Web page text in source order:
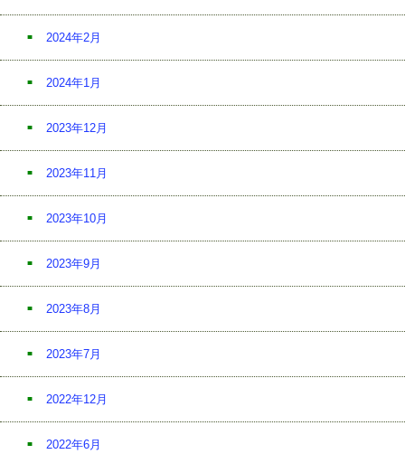
2024年2月
2024年1月
2023年12月
2023年11月
2023年10月
2023年9月
2023年8月
2023年7月
2022年12月
2022年6月